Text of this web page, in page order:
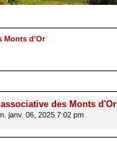
Monts d'Or
des Monts d'Or
janv. 06, 2025 7:02 pm